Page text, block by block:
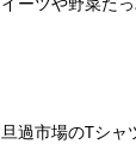
旦過市場のTシ